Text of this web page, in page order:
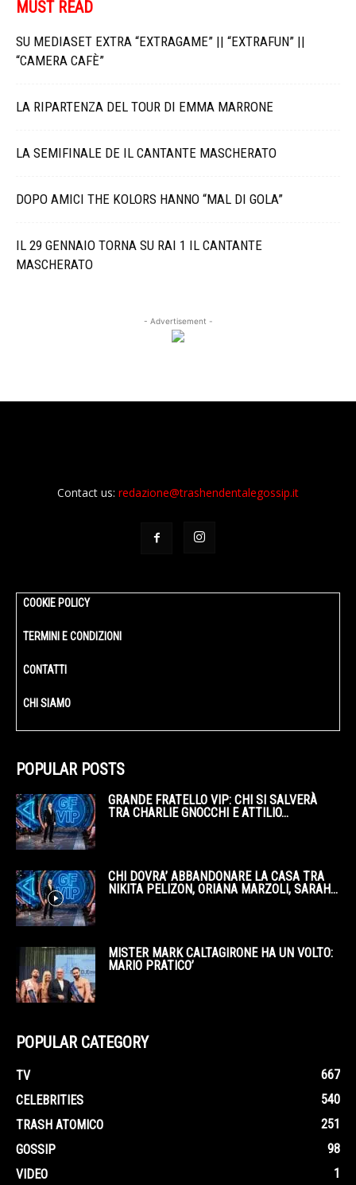
MUST READ
SU MEDIASET EXTRA “EXTRAGAME” || “EXTRAFUN” ||
“CAMERA CAFÈ”
LA RIPARTENZA DEL TOUR DI EMMA MARRONE
LA SEMIFINALE DE IL CANTANTE MASCHERATO
DOPO AMICI THE KOLORS HANNO “MAL DI GOLA”
IL 29 GENNAIO TORNA SU RAI 1 IL CANTANTE
MASCHERATO
- Advertisement -
Contact us: redazione@trashendentalegossip.it
COOKIE POLICY
TERMINI E CONDIZIONI
CONTATTI
CHI SIAMO
POPULAR POSTS
GRANDE FRATELLO VIP: CHI SI SALVERÀ
TRA CHARLIE GNOCCHI E ATTILIO...
CHI DOVRA’ ABBANDONARE LA CASA TRA
NIKITA PELIZON, ORIANA MARZOLI, SARAH...
MISTER MARK CALTAGIRONE HA UN VOLTO:
MARIO PRATICO’
POPULAR CATEGORY
TV
667
CELEBRITIES
540
TRASH ATOMICO
251
GOSSIP
98
VIDEO
1